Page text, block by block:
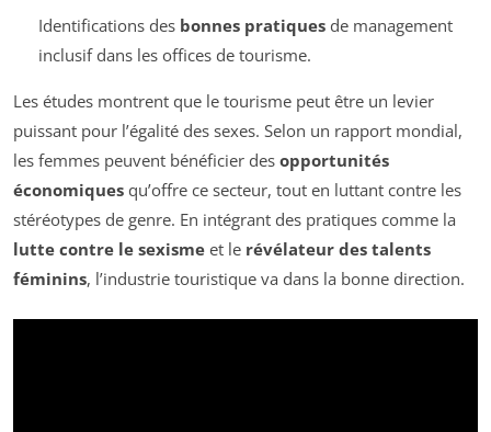
Identifications des bonnes pratiquesde management
inclusif dans les offices de tourisme.
Les études montrent que le tourisme peut être un levier
puissant pour l’égalité des sexes. Selon un rapport mondial,
les femmes peuvent bénéficier des opportunités
économiques qu’offre ce secteur, tout en luttant contre les
stéréotypes de genre. En intégrant des pratiques comme la
lutte contre le sexisme et le révélateur des talents
féminins, l’industrie touristique va dans la bonne direction.